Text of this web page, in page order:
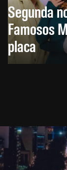
Segunda
Famosos
placa